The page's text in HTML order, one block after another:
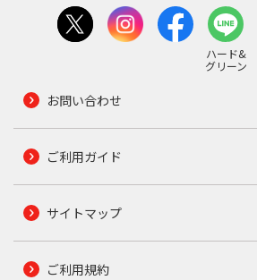
ハード&
グリーン
お問い合わせ
ご利用ガイド
サイトマップ
ご利用規約